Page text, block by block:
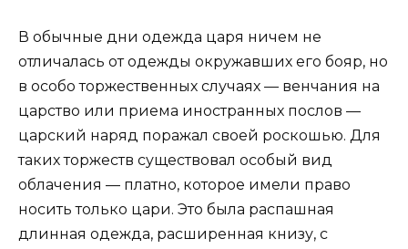
В обычные дни одежда царя ничем не
отличалась от одежды окружавших его бояр, но
в особо торжественных случаях — венчания на
царство или приема иностранных послов —
царский наряд поражал своей роскошью. Для
таких торжеств существовал особый вид
облачения — платно, которое имели право
носить только цари. Это была распашная
длинная одежда, расширенная книзу, с